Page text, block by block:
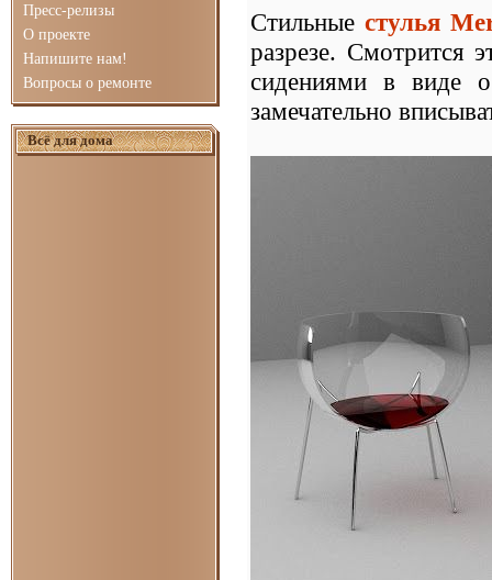
Пресс-релизы
О проекте
Напишите нам!
Вопросы о ремонте
Всё для дома
Стильныестулья
разрезе. Смотрится
сидениями в виде
замечательно